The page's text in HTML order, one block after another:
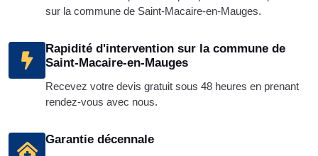
sur la commune de Saint-Macaire-en-Mauges.
Rapidité d'intervention sur la commune de
Saint-Macaire-en-Mauges
Recevez votre devis gratuit sous 48 heures en prenant
rendez-vous avec nous.
Garantie décennale